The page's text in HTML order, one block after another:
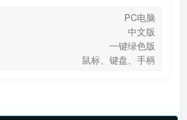
PC电脑
中文版
一键绿色版
鼠标、键盘、手柄